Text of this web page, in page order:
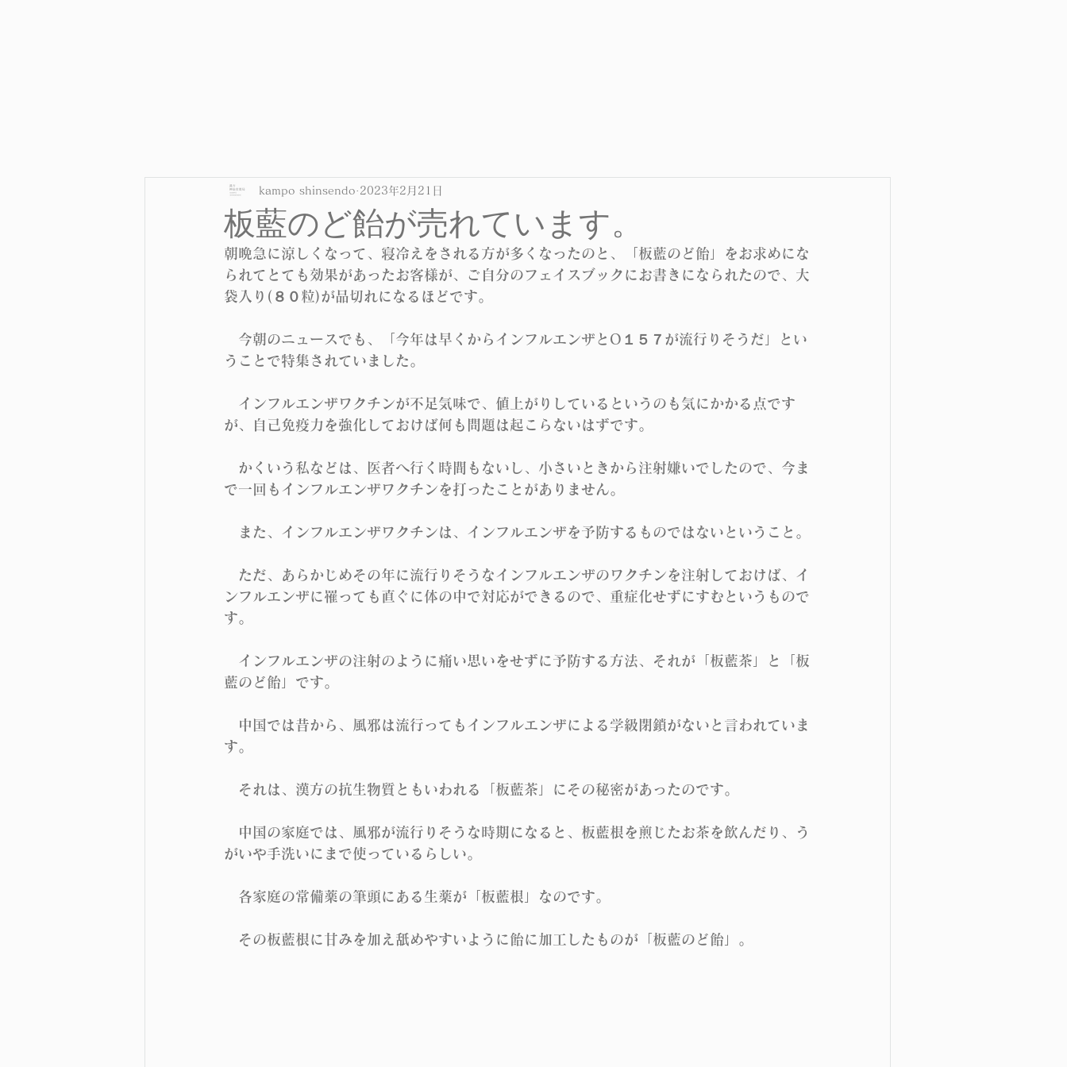
板藍のど飴が売れています。
kampo shinsendo 2023年2月21日
朝晩急に涼しくなって、寝冷えをされる方が多くなったのと、「板藍のど飴」をお求めにな
られてとても効果があったお客様が、ご自分のフェイスブックにお書きになられたので、大
袋入り(８０粒)が品切れになるほどです。
今朝のニュースでも、「今年は早くからインフルエンザとO１５７が流行りそうだ」とい
うことで特集されていました。
インフルエンザワクチンが不足気味で、値上がりしているというのも気にかかる点です
が、自己免疫力を強化しておけば何も問題は起こらないはずです。
かくいう私などは、医者へ行く時間もないし、小さいときから注射嫌いでしたので、今ま
で一回もインフルエンザワクチンを打ったことがありません。
また、インフルエンザワクチンは、インフルエンザを予防するものではないということ。
ただ、あらかじめその年に流行りそうなインフルエンザのワクチンを注射しておけば、イ
ンフルエンザに罹っても直ぐに体の中で対応ができるので、重症化せずにすむというもので
す。
インフルエンザの注射のように痛い思いをせずに予防する方法、それが「板藍茶」と「板
藍のど飴」です。
中国では昔から、風邪は流行ってもインフルエンザによる学級閉鎖がないと言われていま
す。
それは、漢方の抗生物質ともいわれる「板藍茶」にその秘密があったのです。
中国の家庭では、風邪が流行りそうな時期になると、板藍根を煎じたお茶を飲んだり、う
がいや手洗いにまで使っているらしい。
各家庭の常備薬の筆頭にある生薬が「板藍根」なのです。
その板藍根に甘みを加え舐めやすいように飴に加工したものが「板藍のど飴」。